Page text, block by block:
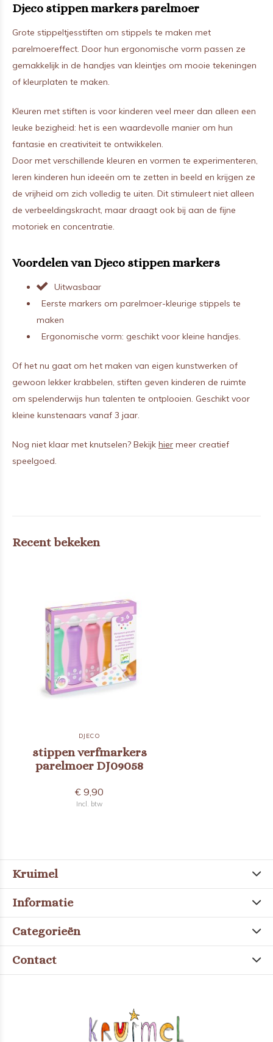
Djeco stippen markers parelmoer
Grote stippeltjesstiften om stippels te maken met
parelmoereffect. Door hun ergonomische vorm passen ze
gemakkelijk in de handjes van kleintjes om mooie tekeningen
of kleurplaten te maken.
Kleuren met stiften is voor kinderen veel meer dan alleen een
leuke bezigheid: het is een waardevolle manier om hun
fantasie en creativiteit te ontwikkelen.
Door met verschillende kleuren en vormen te experimenteren,
leren kinderen hun ideeën om te zetten in beeld en krijgen ze
de vrijheid om zich volledig te uiten. Dit stimuleert niet alleen
de verbeeldingskracht, maar draagt ook bij aan de fijne
motoriek en concentratie.
Voordelen van Djeco stippen markers
Uitwasbaar
Eerste markers om parelmoer-kleurige stippels te
maken
Ergonomische vorm: geschikt voor kleine handjes.
Of het nu gaat om het maken van eigen kunstwerken of
gewoon lekker krabbelen, stiften geven kinderen de ruimte
om spelenderwijs hun talenten te ontplooien. Geschikt voor
kleine kunstenaars vanaf 3 jaar.
Nog niet klaar met knutselen? Bekijk hier meer creatief
speelgoed.
Recent bekeken
DJECO
stippen verfmarkers
parelmoer DJ09058
€ 9,90
Incl. btw
Kruimel
Informatie
Categorieën
Contact